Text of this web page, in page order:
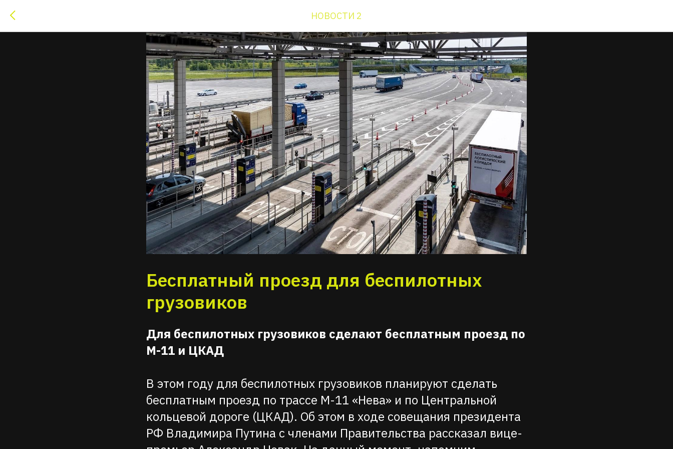
НОВОСТИ 2
Бесплатный проезд для беспилотных
грузовиков
Для беспилотных грузовиков сделают бесплатным проезд по
М-11 и ЦКАД
В этом году для беспилотных грузовиков планируют сделать
бесплатным проезд по трассе М-11 «Нева» и по Центральной
кольцевой дороге (ЦКАД). Об этом в ходе совещания президента
РФ Владимира Путина с членами Правительства рассказал вице-